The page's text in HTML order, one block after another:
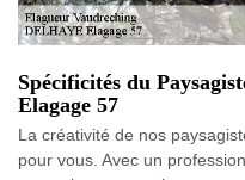
Spécificités du
Elagage 57
La créativité de nos
pour vous. Avec un